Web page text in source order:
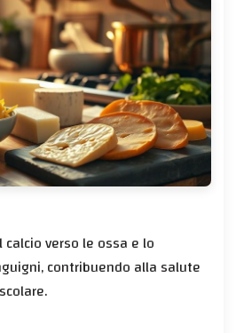
verso le ossa e lo
contribuendo alla salute